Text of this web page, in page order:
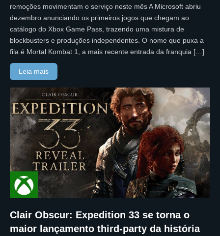
remoções movimentam o serviço neste mês A Microsoft abriu
dezembro anunciando os primeiros jogos que chegam ao
catálogo do Xbox Game Pass, trazendo uma mistura de
blockbusters e produções independentes. O nome que puxa a
fila é Mortal Kombat 1, a mais recente entrada da franquia […]
Leia mais
Clair Obscur: Expedition 33 se torna o
maior lançamento third-party da história